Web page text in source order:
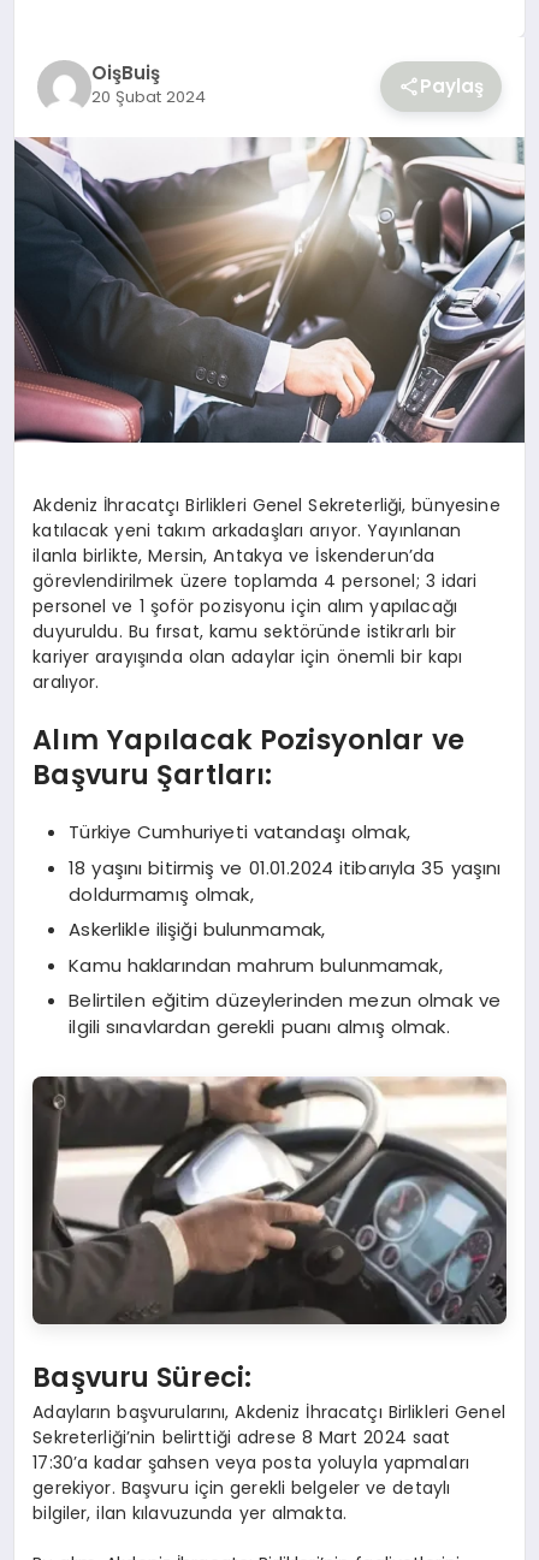
OişBuiş
20 Şubat 2024 Paylaş
Akdeniz İhracatçı Birlikleri Genel Sekreterliği, bünyesine
katılacak yeni takım arkadaşları arıyor. Yayınlanan
ilanla birlikte, Mersin, Antakya ve İskenderun’da
görevlendirilmek üzere toplamda 4 personel; 3 idari
personel ve 1 şoför pozisyonu için alım yapılacağı
duyuruldu. Bu fırsat, kamu sektöründe istikrarlı bir
kariyer arayışında olan adaylar için önemli bir kapı
aralıyor.
Alım Yapılacak Pozisyonlar ve
Başvuru Şartları:
Türkiye Cumhuriyeti vatandaşı olmak,
18 yaşını bitirmiş ve 01.01.2024 itibarıyla 35 yaşını
doldurmamış olmak,
Askerlikle ilişiği bulunmamak,
Kamu haklarından mahrum bulunmamak,
Belirtilen eğitim düzeylerinden mezun olmak ve
ilgili sınavlardan gerekli puanı almış olmak.
Başvuru Süreci:
Adayların başvurularını, Akdeniz İhracatçı Birlikleri Genel
Sekreterliği’nin belirttiği adrese 8 Mart 2024 saat
17:30’a kadar şahsen veya posta yoluyla yapmaları
gerekiyor. Başvuru için gerekli belgeler ve detaylı
bilgiler, ilan kılavuzunda yer almakta.